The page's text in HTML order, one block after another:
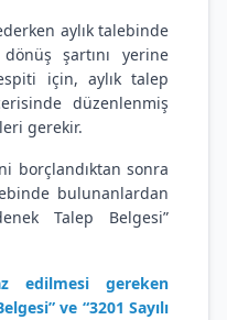
aylık talebinde
şartını yerine
için, aylık talep
düzenlenmiş
gerekir.
borçlandıktan sonra
bulunanlardan
Talep Belgesi”
edilmesi gereken
ve “3201 Sayılı